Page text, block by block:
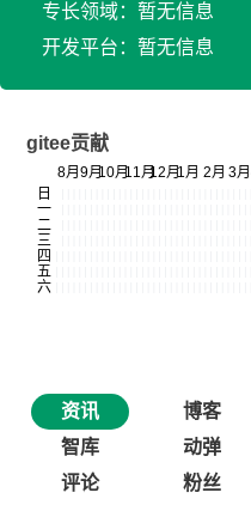
专长领域：暂无信息
开发平台：暂无信息
gitee贡献
资讯 博客
智库
动弹
评论
粉丝